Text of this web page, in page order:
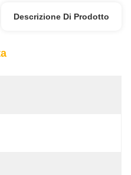
Descrizione Di Prodotto